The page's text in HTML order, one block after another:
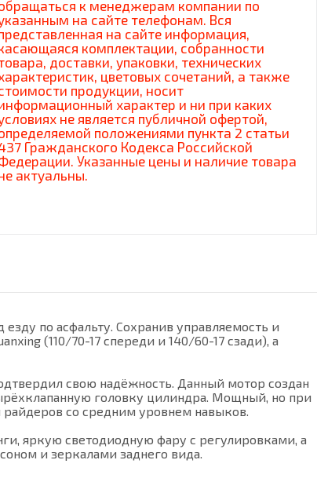
к менеджерам компании по
на сайте телефонам. Вся
на сайте информация,
комплектации, собранности
доставки, упаковки, технических
цветовых сочетаний, а также
продукции, носит
характер и ни при каких
не является публичной офертой,
положениями пункта 2 статьи
Гражданского Кодекса Российской
Указанные цены и наличие товара
актуальны.
по асфальту. Сохранив управляемость и
(110/70-17 спереди и 140/60-17 сзади), а
свою надёжность. Данный мотор создан
головку цилиндра. Мощный, но при
со средним уровнем навыков.
яркую светодиодную фару с регулировками, а
и зеркалами заднего вида.